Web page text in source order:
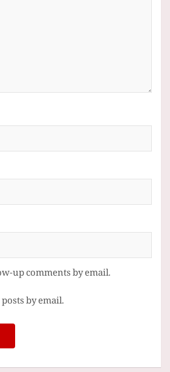
up comments by email.
by email.